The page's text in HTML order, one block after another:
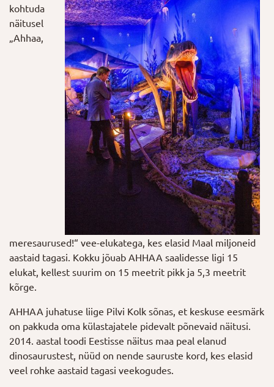
kohtuda
näitusel
„Ahhaa,
meresaurused!“ vee-elukatega, kes elasid Maal miljoneid
aastaid tagasi. Kokku jõuab AHHAA saalidesse ligi 15
elukat, kellest suurim on 15 meetrit pikk ja 5,3 meetrit
kõrge.
AHHAA juhatuse liige Pilvi Kolk sõnas, et keskuse eesmärk
on pakkuda oma külastajatele pidevalt põnevaid näitusi.
2014. aastal toodi Eestisse näitus maa peal elanud
dinosaurustest, nüüd on nende sauruste kord, kes elasid
veel rohke aastaid tagasi veekogudes.